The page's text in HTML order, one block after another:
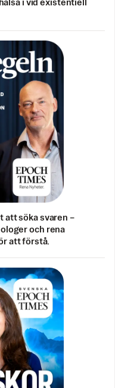
i vid existentiell
att söka svaren –
och rena
att förstå.